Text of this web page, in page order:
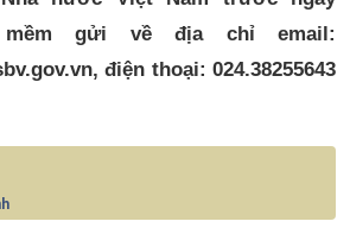
mềm gửi về địa chỉ email:
điện thoại: 024.38255643